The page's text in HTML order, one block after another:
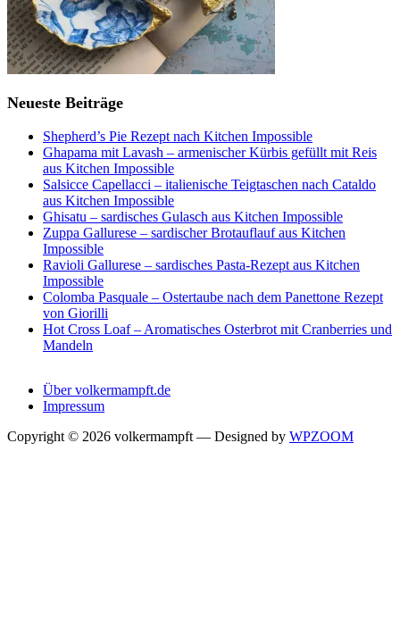
Neueste Beiträge
Shepherd’s Pie Rezept nach Kitchen Impossible
Ghapama mit Lavash – armenischer Kürbis gefüllt mit Reis
aus Kitchen Impossible
Salsicce Capellacci – italienische Teigtaschen nach Cataldo
aus Kitchen Impossible
Ghisatu – sardisches Gulasch aus Kitchen Impossible
Zuppa Gallurese – sardischer Brotauflauf aus Kitchen
Impossible
Ravioli Gallurese – sardisches Pasta-Rezept aus Kitchen
Impossible
Colomba Pasquale – Ostertaube nach dem Panettone Rezept
von Giorilli
Hot Cross Loaf – Aromatisches Osterbrot mit Cranberries und
Mandeln
Über volkermampft.de
Impressum
Copyright © 2026 volkermampft — Designed by WPZOOM